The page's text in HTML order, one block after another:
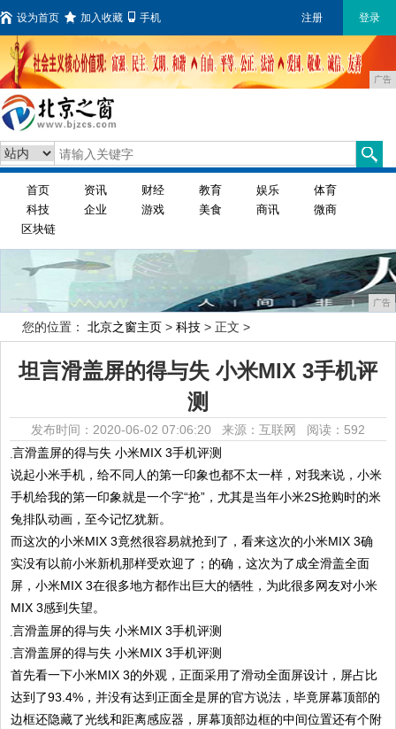
设为首页 加入收藏 手机 注册 登录
广告
首页 资讯 财经 教育 娱乐
体育
科技
企业 游戏 美食 商讯
微商
区块链
广告
您的位置： 北京之窗主页 > 科技 > 正文 >
坦言滑盖屏的得与失 小米MIX 3手机评
测
发布时间：2020-06-02 07:06:20 来源：互联网 阅读：592
说起小米手机，给不同人的第一印象也都不太一样，对我来说，小米
手机给我的第一印象就是一个字“抢”，尤其是当年小米2S抢购时的米
兔排队动画，至今记忆犹新。
而这次的小米MIX 3竟然很容易就抢到了，看来这次的小米MIX 3确
实没有以前小米新机那样受欢迎了；的确，这次为了成全滑盖全面
屏，小米MIX 3在很多地方都作出巨大的牺牲，为此很多网友对小米
MIX 3感到失望。
首先看一下小米MIX 3的外观，正面采用了滑动全面屏设计，屏占比
达到了93.4%，并没有达到正面全是屏的官方说法，毕竟屏幕顶部的
边框还隐藏了光线和距离感应器，屏幕顶部边框的中间位置还有个附